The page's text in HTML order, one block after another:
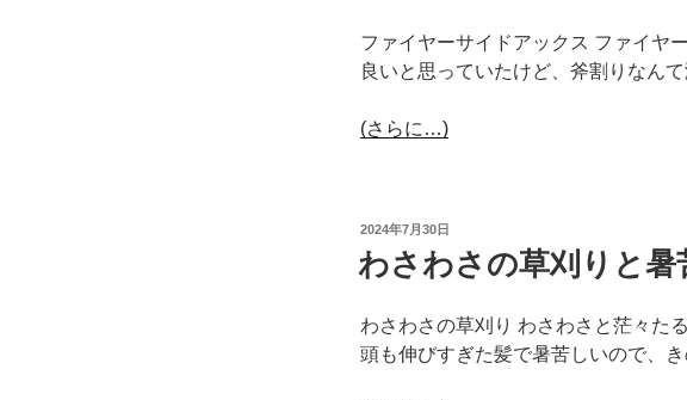
ファイヤーサイドアックス ファイヤ
良いと思っていたけど、斧割りなん
(さらに…)
投
稿
日:
2024年7月30日
わさわさの草刈りと
わさわさの草刈り わさわさと茫々た
頭も伸びすぎた髪で暑苦しいので、